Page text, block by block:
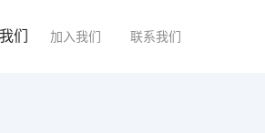
们 加入我们 联系我们